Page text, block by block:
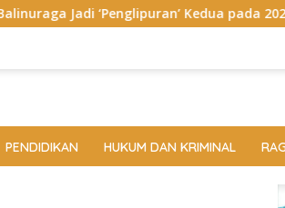
Kedua pada 2027 Megahnya
PENDIDIKAN HUKUM DAN KRIMINAL